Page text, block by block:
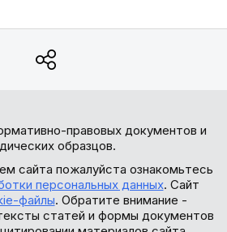
правовых документов и
образцов.
сайта пожалуйста ознакомьтесь
персональных данных. Сайт
файлы. Обратите внимание -
статей и формы документов